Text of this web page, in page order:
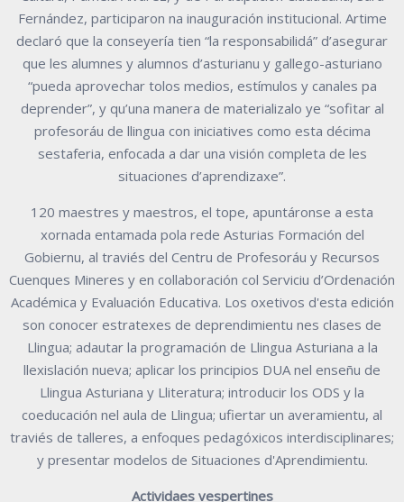
Fernández, participaron na inauguración institucional. Artime
declaró que la conseyería tien “la responsabilidá” d’asegurar
que les alumnes y alumnos d’asturianu y gallego-asturiano
“pueda aprovechar tolos medios, estímulos y canales pa
deprender”, y qu’una manera de materializalo ye “sofitar al
profesoráu de llingua con iniciatives como esta décima
sestaferia, enfocada a dar una visión completa de les
situaciones d’aprendizaxe”.
120 maestres y maestros, el tope, apuntáronse a esta
xornada entamada pola rede Asturias Formación del
Gobiernu, al traviés del Centru de Profesoráu y Recursos
Cuenques Mineres y en collaboración col Serviciu d’Ordenación
Académica y Evaluación Educativa. Los oxetivos d'esta edición
son conocer estratexes de deprendimientu nes clases de
Llingua; adautar la programación de Llingua Asturiana a la
llexislación nueva; aplicar los principios DUA nel enseñu de
Llingua Asturiana y Lliteratura; introducir los ODS y la
coeducación nel aula de Llingua; ufiertar un averamientu, al
traviés de talleres, a enfoques pedagóxicos interdisciplinares;
y presentar modelos de Situaciones d'Aprendimientu.
Actividaes vespertines